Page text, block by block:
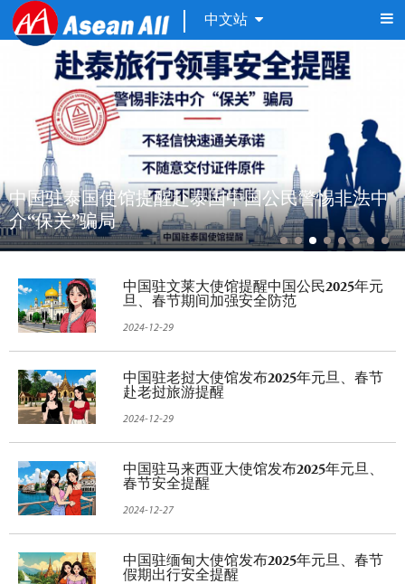
中文站
中国驻泰国使馆提醒赴泰国中国公民警惕非法中
介“保关”骗局
中国驻文莱大使馆提醒中国公民2025年元
旦、春节期间加强安全防范
2024-12-29
中国驻老挝大使馆发布2025年元旦、春节
赴老挝旅游提醒
2024-12-29
中国驻马来西亚大使馆发布2025年元旦、
春节安全提醒
2024-12-27
中国驻缅甸大使馆发布2025年元旦、春节
假期出行安全提醒